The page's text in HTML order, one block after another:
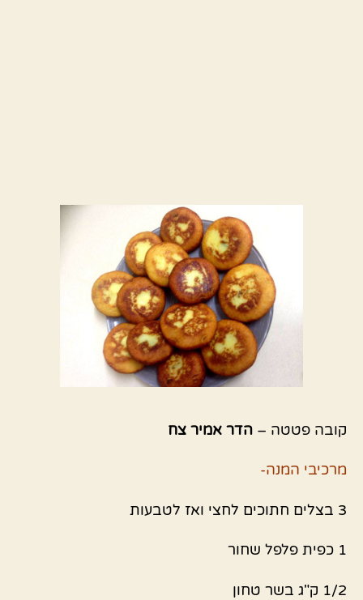
קובה פטטה – הדר אמיר צח
מרכיבי המנה-
3 בצלים חתוכים לחצי ואז לטבעות
1 כפית פלפל שחור
1/2 ק"ג בשר טחון